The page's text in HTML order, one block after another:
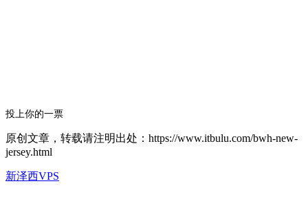
投上你的一票
原创文章，转载请注明出处：https://www.itbulu.com/bwh-new-
jersey.html
新泽西VPS